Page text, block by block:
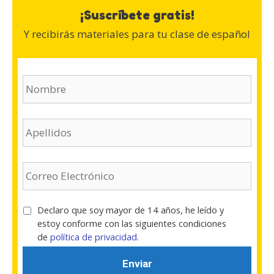
¡Suscríbete gratis!
Y recibirás materiales para tu clase de español
N
o
m
b
i
t
A
p
e
o
E
m
a
lT
m
Declaro que soy mayor de 14 años, he leído y
estoy conforme con las siguientes condiciones
de política de privacidad.